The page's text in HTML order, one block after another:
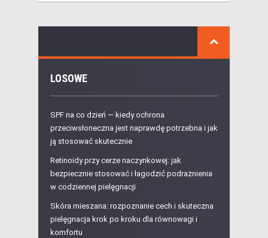
LOSOWE
SPF na co dzień — kiedy ochrona
przeciwsłoneczna jest naprawdę potrzebna i jak
ją stosować skutecznie
Retinoidy przy cerze naczynkowej: jak
bezpiecznie stosować i łagodzić podrażnienia
w codziennej pielęgnacji
Skóra mieszana: rozpoznanie cech i skuteczna
pielęgnacja krok po kroku dla równowagi i
komfortu